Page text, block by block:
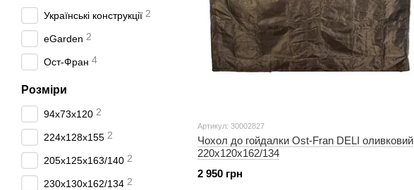
Артикул: 30002827
Чохол до гойдалки Ost-Fran DELI оливковий
220x120x162/134
2 950 грн
Українські конструкції 2
eGarden 2
Ост-Фран 4
Розміри
94х73х120 2
224х128х155 2
205х125х163/140 2
230х130х162/134 2